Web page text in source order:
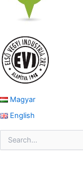
Magyar
English